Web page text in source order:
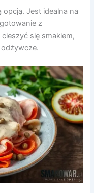
Jest idealna na
z
się smakiem,